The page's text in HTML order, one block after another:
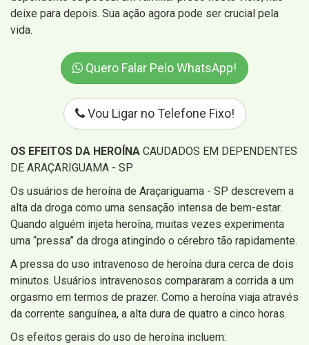
deixe para depois. Sua ação agora pode ser crucial pela
vida.
Quero Falar Pelo WhatsApp!
Vou Ligar no Telefone Fixo!
OS EFEITOS DA HEROÍNA CAUDADOS EM DEPENDENTES
DE ARAÇARIGUAMA - SP
Os usuários de heroína de Araçariguama - SP descrevem a
alta da droga como uma sensação intensa de bem-estar.
Quando alguém injeta heroína, muitas vezes experimenta
uma “pressa” da droga atingindo o cérebro tão rapidamente.
A pressa do uso intravenoso de heroína dura cerca de dois
minutos. Usuários intravenosos compararam a corrida a um
orgasmo em termos de prazer. Como a heroína viaja através
da corrente sanguínea, a alta dura de quatro a cinco horas.
Os efeitos gerais do uso de heroína incluem: